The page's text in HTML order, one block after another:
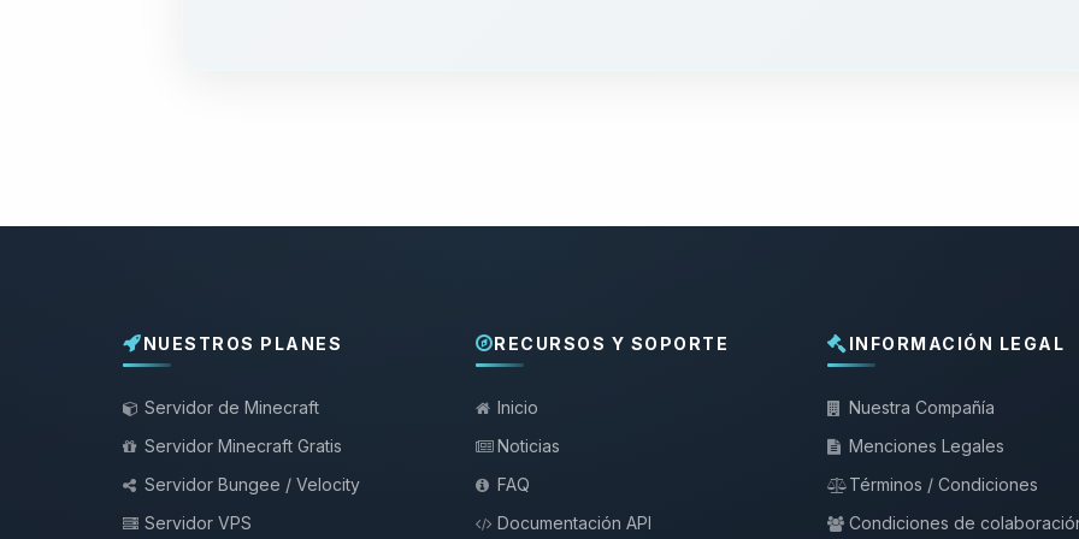
NUESTROS PLANES
Servidor de Minecraft
Servidor Minecraft Gratis
Servidor Bungee / Velocity
Servidor VPS
RECURSOS Y SOPORTE
Inicio
Noticias
FAQ
Documentación API
INFORMACIÓN LEGAL
Nuestra Compañía
Menciones Legales
Términos / Condiciones
Condiciones de